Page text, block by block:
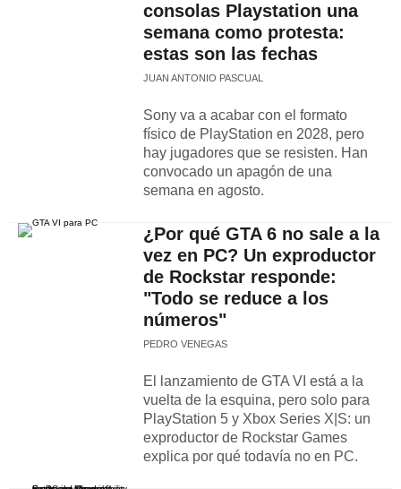
consolas Playstation una
semana como protesta:
estas son las fechas
JUAN ANTONIO PASCUAL
Sony va a acabar con el formato
físico de PlayStation en 2028, pero
hay jugadores que se resisten. Han
convocado un apagón de una
semana en agosto.
¿Por qué GTA 6 no sale a la
vez en PC? Un exproductor
de Rockstar responde:
"Todo se reduce a los
números"
PEDRO VENEGAS
El lanzamiento de GTA VI está a la
vuelta de la esquina, pero solo para
PlayStation 5 y Xbox Series X|S: un
exproductor de Rockstar Games
explica por qué todavía no en PC.